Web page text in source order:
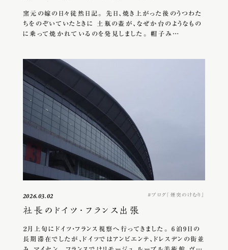
窯元の嫁の日々徒然日記。 先日、焼き上がった後のうつわた
ちをのぞいていたときに 土瓶の蓋が、なぜか台のようなもの
に乗って焼かれているのを発見しました。 帽子み…
2026.03.02 ブログ『煙突のけむり』
社長のドイツ・フランス出張
２月上旬にドイツ・フランス視察へ行ってきました。 6泊9日の
長期滞在でしたが、ドイツではアンビエンテ、ドレスデンの街並